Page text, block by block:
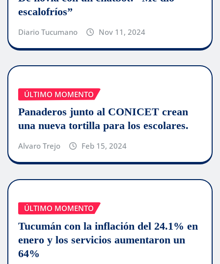
escalofríos”
Diario Tucumano Nov 11, 2024
ÚLTIMO MOMENTO
Panaderos junto al CONICET crean
una nueva tortilla para los escolares.
Alvaro Trejo Feb 15, 2024
ÚLTIMO MOMENTO
Tucumán con la inflación del 24.1% en
enero y los servicios aumentaron un
64%